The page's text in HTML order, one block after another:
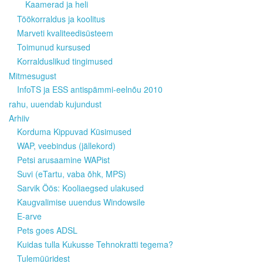
Kaamerad ja heli
Töökorraldus ja koolitus
Marveti kvaliteedisüsteem
Toimunud kursused
Korralduslikud tingimused
Mitmesugust
InfoTS ja ESS antispämmi-eelnõu 2010
rahu, uuendab kujundust
Arhiiv
Korduma Kippuvad Küsimused
WAP, veebindus (jällekord)
Petsi arusaamine WAPist
Suvi (eTartu, vaba õhk, MPS)
Sarvik Öös: Kooliaegsed ulakused
Kaugvalimise uuendus Windowsile
E-arve
Pets goes ADSL
Kuidas tulla Kukusse Tehnokratti tegema?
Tulemüüridest